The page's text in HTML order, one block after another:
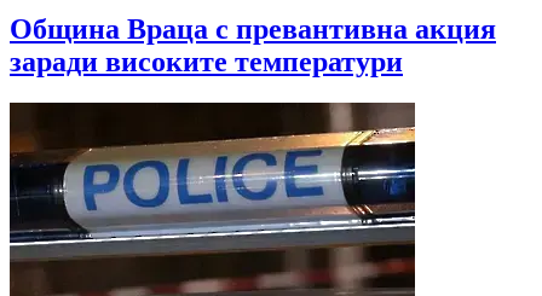
Община Враца с превантивна акция
заради високите температури